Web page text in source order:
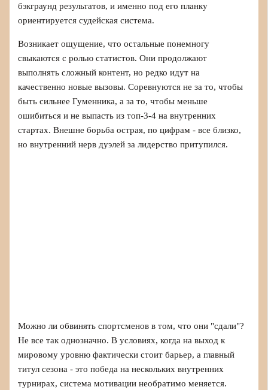
бэкграунд результатов, и именно под его планку
ориентируется судейская система.
Возникает ощущение, что остальные понемногу
свыкаются с ролью статистов. Они продолжают
выполнять сложный контент, но редко идут на
качественно новые вызовы. Соревнуются не за то, чтобы
быть сильнее Гуменника, а за то, чтобы меньше
ошибиться и не выпасть из топ-3-4 на внутренних
стартах. Внешне борьба острая, по цифрам - все близко,
но внутренний нерв дуэлей за лидерство притупился.
Можно ли обвинять спортсменов в том, что они "сдали"?
Не все так однозначно. В условиях, когда на выход к
мировому уровню фактически стоит барьер, а главный
титул сезона - это победа на нескольких внутренних
турнирах, система мотивации необратимо меняется.